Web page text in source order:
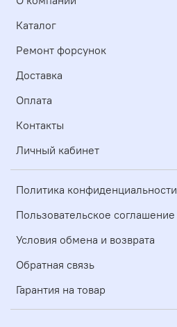
Каталог
Ремонт форсунок
Доставка
Оплата
Контакты
Личный кабинет
Политика конфиденциальности
Пользовательское соглашение
Условия обмена и возврата
Обратная связь
Гарантия на товар